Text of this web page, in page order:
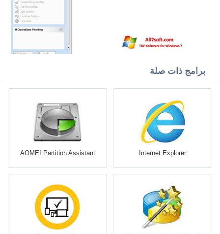
برامج ذات صلة
Internet Explorer
AOMEI Partition Assistant